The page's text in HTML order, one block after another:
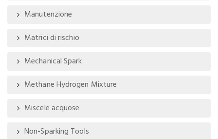
Manutenzione
Matrici di rischio
Mechanical Spark
Methane Hydrogen Mixture
Miscele acquose
Non-Sparking Tools